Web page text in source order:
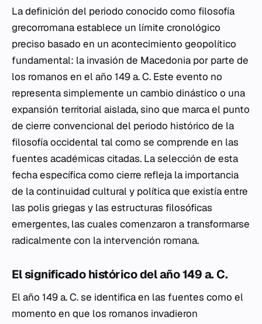
La definición del periodo conocido como filosofía
grecorromana establece un límite cronológico
preciso basado en un acontecimiento geopolítico
fundamental: la invasión de Macedonia por parte de
los romanos en el año 149 a. C. Este evento no
representa simplemente un cambio dinástico o una
expansión territorial aislada, sino que marca el punto
de cierre convencional del periodo histórico de la
filosofía occidental tal como se comprende en las
fuentes académicas citadas. La selección de esta
fecha específica como cierre refleja la importancia
de la continuidad cultural y política que existía entre
las polis griegas y las estructuras filosóficas
emergentes, las cuales comenzaron a transformarse
radicalmente con la intervención romana.
El significado histórico del año 149 a. C.
El año 149 a. C. se identifica en las fuentes como el
momento en que los romanos invadieron